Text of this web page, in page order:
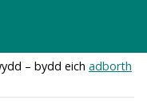
– bydd eich adborth